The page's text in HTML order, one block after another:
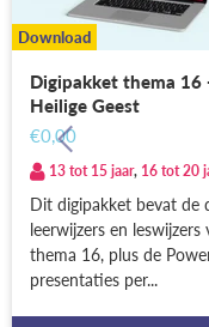
Download
Digipakket thema 16
Heilige Geest
€0,00
13 tot 15 jaar, 16 tot 20
Dit digipakket bevat de
leerwijzers en leswijzers
thema 16, plus de
presentaties per...